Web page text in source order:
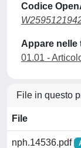
Codice
Appare nelle
01.01 -
File in questo
File
nph.14536.pdf